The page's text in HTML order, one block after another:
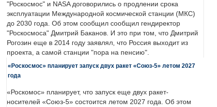
"Роскосмос" и NASA договорились о продлении срока
эксплуатации Международной космической станции (МКС)
до 2030 года. Об этом сообщил сообщил гендиректор
"Роскосмоса" Дмитрий Баканов. И это при том, что Дмитрий
Рогозин еще в 2014 году заявлял, что Россия выходит из
проекта, а самой станции "пора на пенсию".
«Роскосмос» планирует запуск двух ракет «Союз-5» летом 2027
года
«Роскомос» планирует, что запуск еще двух ракет-
носителей «Союз-5» состоится летом 2027 года. Об этом